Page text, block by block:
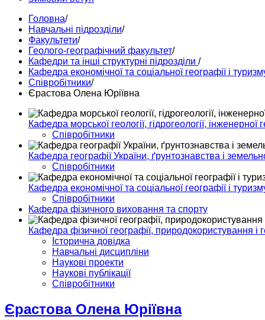
Головна/
Навчальні підрозділи/
Факультети/
Геолого-географічний факультет/
Кафедри та інші структурні підрозділи /
Кафедра економічної та соціальної географії і
Співробітники/
Єрастова Олена Юріївна
Кафедра морської геології, гідрогеології, інженерної
Співробітники
Кафедра географії України, ґрунтознавства і
Співробітники
Кафедра економічної та соціальної географії і
Співробітники
Кафедра фізичного виховання та спорту
Кафедра фізичної географії, природокористування і
Історична довідка
Навчальні дисципліни
Наукові проекти
Наукові публікації
Співробітники
Єрастова Олена Юріївна